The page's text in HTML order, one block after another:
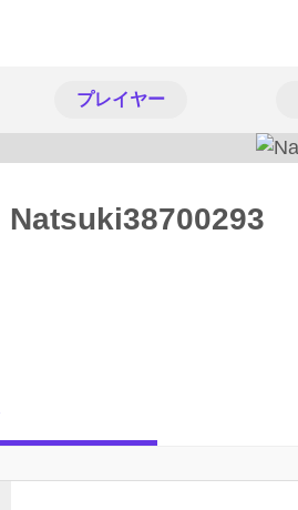
プレイヤー
Natsuki38700293